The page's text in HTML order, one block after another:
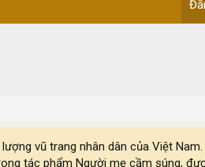
vũ trang nhân dân của Việt
tác phẩm Người mẹ cầm súng,